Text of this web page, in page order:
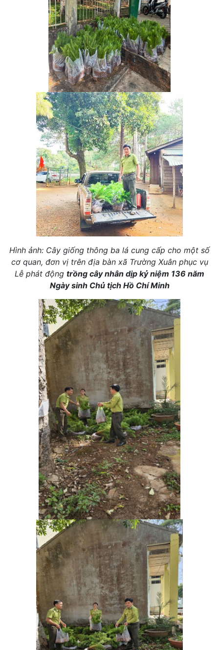
Hình ảnh: Cây giống thông ba lá cung cấp cho một số
cơ quan, đơn vị trên địa bàn xã Trường Xuân phục vụ
Lễ phát động trồng cây nhân dịp kỷ niệm 136 năm
Ngày sinh Chủ tịch Hồ Chí Minh